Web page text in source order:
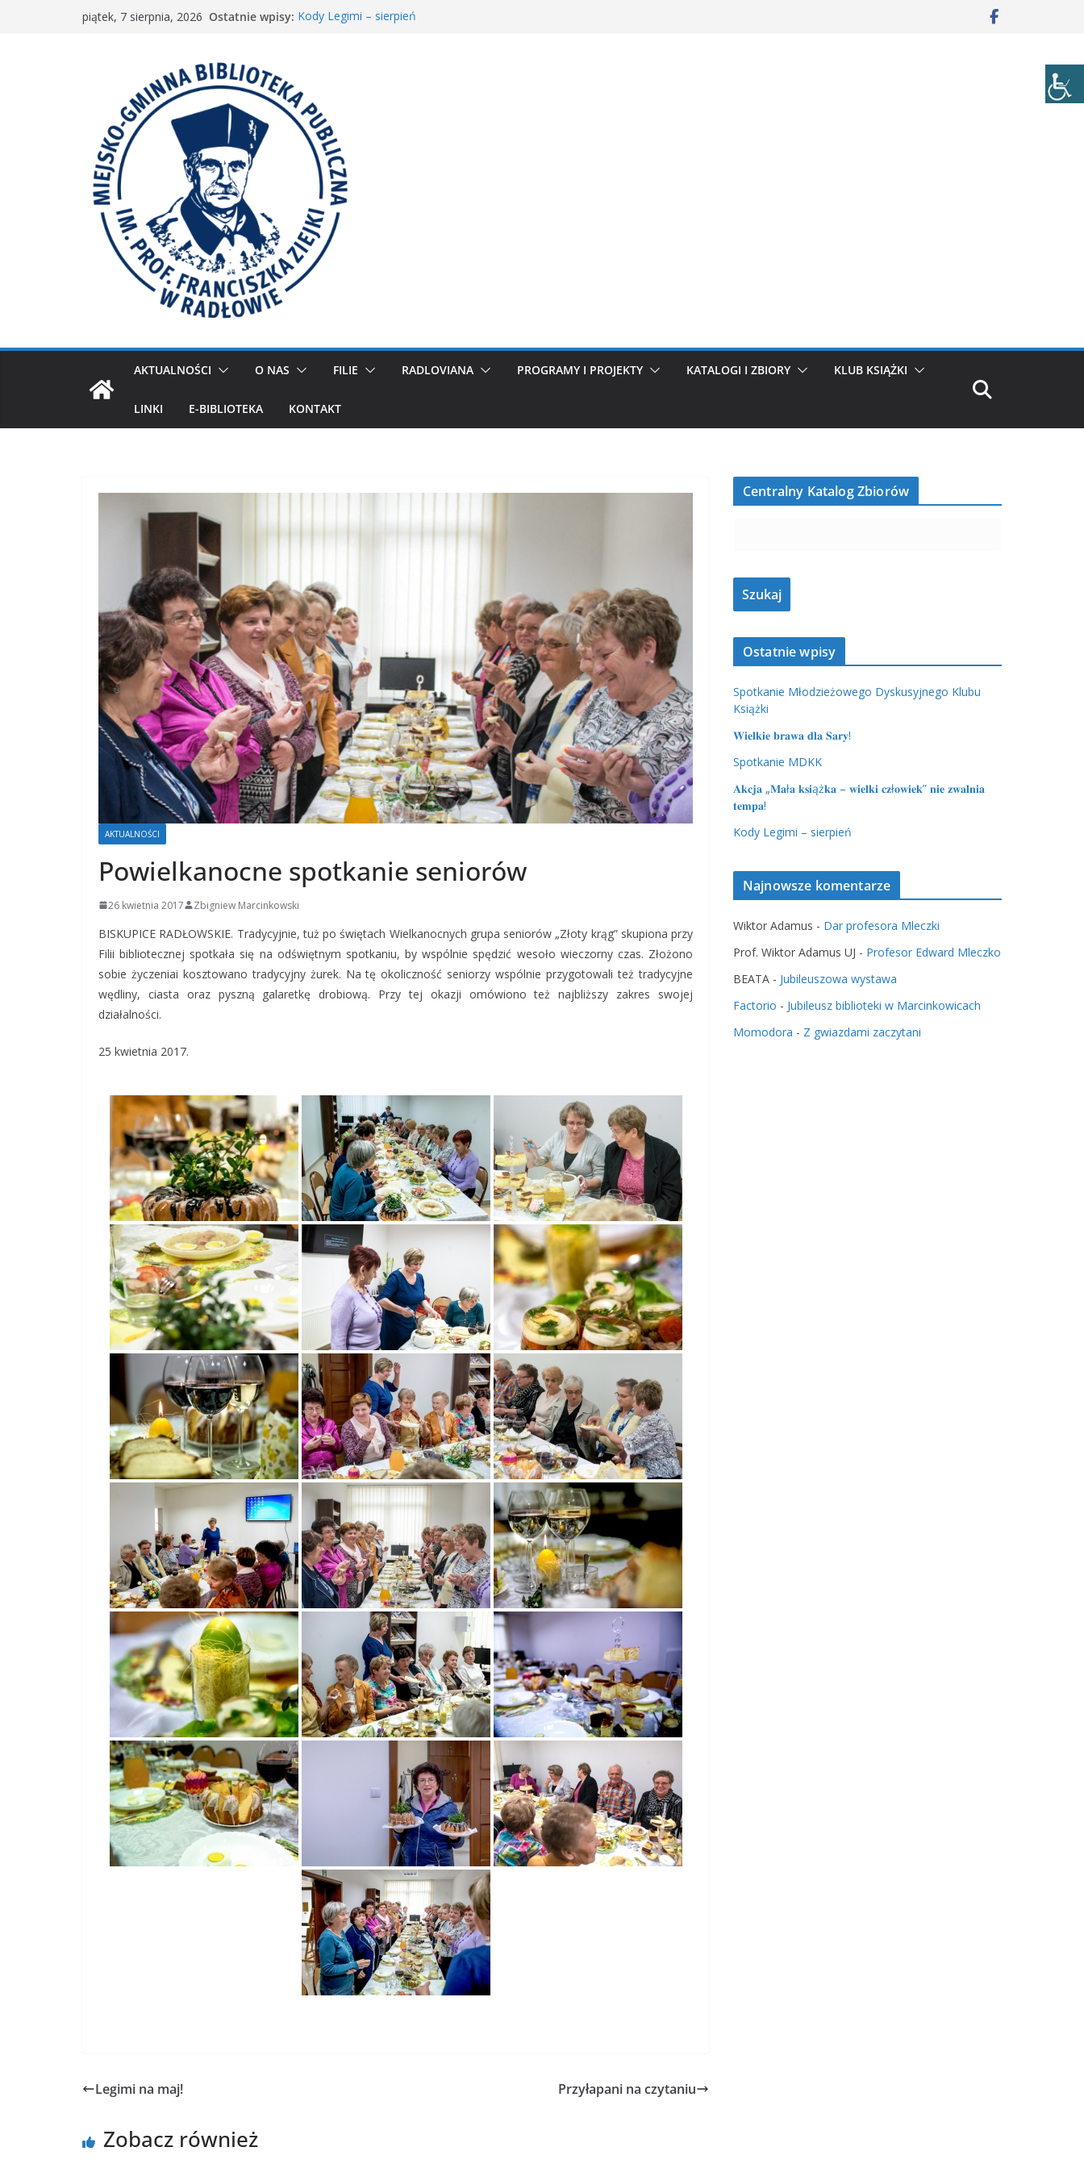
piątek, 7 sierpnia, 2026 Ostatnie wpisy: Kody Legimi – sierpień
AKTUALNOŚCI O NAS FILIE RADLOVIANA PROGRAMY I PROJEKTY KATALOGI I ZBIORY KLUB KSIĄŻKI
LINKI E-BIBLIOTEKA KONTAKT
AKTUALNOŚCI
Powielkanocne spotkanie seniorów
26 kwietnia 2017 Zbigniew Marcinkowski
BISKUPICE RADŁOWSKIE. Tradycyjnie, tuż po świętach Wielkanocnych grupa seniorów „Złoty krąg” skupiona przy
Filii bibliotecznej spotkała się na odświętnym spotkaniu, by wspólnie spędzić wesoło wieczorny czas. Złożono
sobie życzeniai kosztowano tradycyjny żurek. Na tę okoliczność seniorzy wspólnie przygotowali też tradycyjne
wędliny, ciasta oraz pyszną galaretkę drobiową. Przy tej okazji omówiono też najbliższy zakres swojej
działalności.
25 kwietnia 2017.
Legimi na maj! Przyłapani na czytaniu
Zobacz również
Centralny Katalog Zbiorów
Ostatnie wpisy
Spotkanie Młodzieżowego Dyskusyjnego Klubu
Książki
𝐖𝐢𝐞𝐥𝐤𝐢𝐞 𝐛𝐫𝐚𝐰𝐚 𝐝𝐥𝐚 𝐒𝐚𝐫𝐲!
Spotkanie MDKK
𝐀𝐤𝐜𝐣𝐚 „𝐌𝐚ł𝐚 𝐤𝐬𝐢ąż𝐤𝐚 – 𝐰𝐢𝐞𝐥𝐤𝐢 𝐜𝐳ł𝐨𝐰𝐢𝐞𝐤” 𝐧𝐢𝐞 𝐳𝐰𝐚𝐥𝐧𝐢𝐚
𝐭𝐞𝐦𝐩𝐚!
Kody Legimi – sierpień
Najnowsze komentarze
Wiktor Adamus - Dar profesora Mleczki
Prof. Wiktor Adamus UJ - Profesor Edward Mleczko
BEATA - Jubileuszowa wystawa
Factorio - Jubileusz biblioteki w Marcinkowicach
Momodora - Z gwiazdami zaczytani